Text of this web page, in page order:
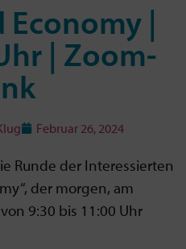
|
| Zoom-
Februar 26, 2024
Runde der Interessierten
der morgen, am
9:30 bis 11:00 Uhr